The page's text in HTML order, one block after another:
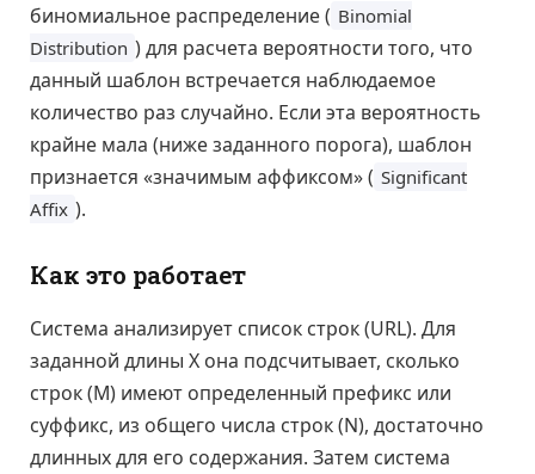
биномиальное распределение ( Binomial
Distribution ) для расчета вероятности того, что
данный шаблон встречается наблюдаемое
количество раз случайно. Если эта вероятность
крайне мала (ниже заданного порога), шаблон
признается «значимым аффиксом» ( Significant
Affix ).
Как это работает
Система анализирует список строк (URL). Для
заданной длины X она подсчитывает, сколько
строк (M) имеют определенный префикс или
суффикс, из общего числа строк (N), достаточно
длинных для его содержания. Затем система